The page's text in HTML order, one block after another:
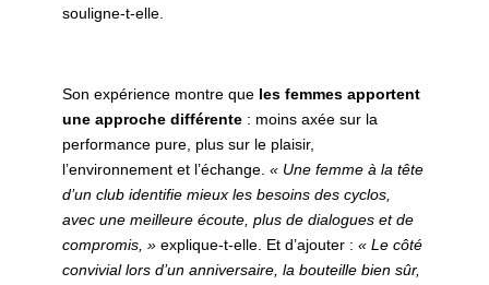
souligne-t-elle.
Son expérience montre que les femmes apportent
une approche différente: moins axée sur la
performance pure, plus sur le plaisir,
l’environnement et l’échange. « Une femme à la tête
d’un club identifie mieux les besoins des cyclos,
avec une meilleure écoute, plus de dialogues et de
compromis, »explique-t-elle. Et d’ajouter : « Le côté
convivial lors d’un anniversaire, la bouteille bien sûr,